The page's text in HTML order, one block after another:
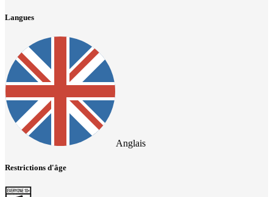
Langues
Anglais
Restrictions d'âge